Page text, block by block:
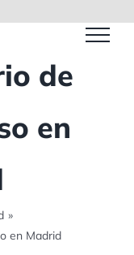
de
en
»
en Madrid